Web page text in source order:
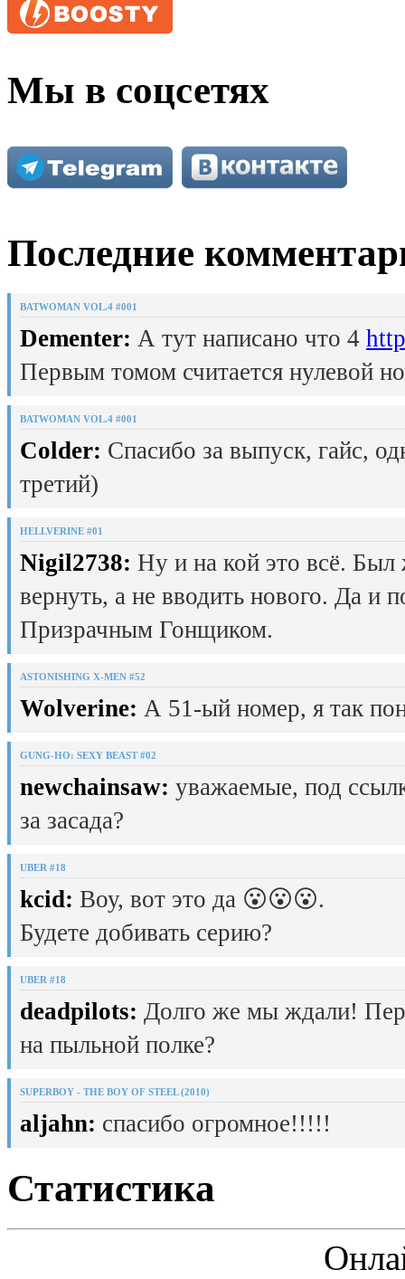
Мы в соцсетях
Последние
BATWOMAN VOL.4 #001
Dementer: А тут написано что 4
Первым томом считается нулевой
BATWOMAN VOL.4 #001
Colder: Спасибо за выпуск, гайс,
третий)
HELLVERINE #01
Nigil2738: Ну и на кой это всё.
вернуть, а не вводить нового. Да и
Призрачным Гонщиком.
ASTONISHING X-MEN #52
Wolverine: А 51-ый номер, я так
GUNG-HO: SEXY BEAST #02
newchainsaw: уважаемые, под
за засада?
UBER #18
kcid: Воу, вот это да 😮😮😮.
Будете добивать серию?
UBER #18
deadpilots: Долго же мы ждали!
на пыльной полке?
SUPERBOY - THE BOY OF STEEL (2010)
aljahn: спасибо огромное!!!!!
Статистика